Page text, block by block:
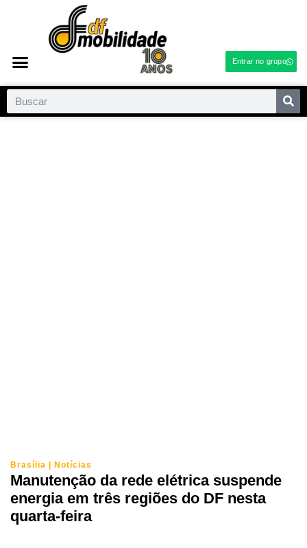
Entrar no grupo
Brasília | Notícias
Manutenção da rede elétrica suspende
energia em três regiões do DF nesta
quarta-feira